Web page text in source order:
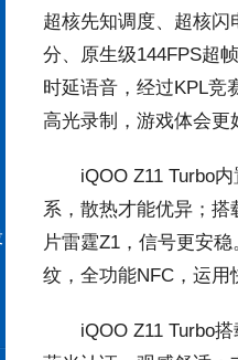
超核先知调度、超核闪
分、原生级144FPS超
时延语音，经过KPL竞
高光录制，游戏体会更
iQOO Z11 Turbo内
系，散热才能优异；
片雷霆Z1，信号更安
纹，全功能NFC，运用
iQOO Z11 Turbo搭